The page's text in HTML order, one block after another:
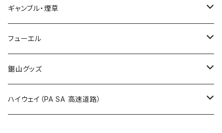
ROUTE700～799号線
ROUTE 600～699号線
ROUTE 700～799号線
ROUTE 600～699号線
ROUTE 700～799号線
ステッカー
福島県
茨城県
栃木県
群馬県
LIVE配信禁止
撮影禁止
ギャンブル・煙草
ホテルキーホルダー
たばこ・禁煙ステッカー
フューエル
ステッカー
鋸山グッズ
Tシャツ
ハイウェイ（PA SA 高速道路）